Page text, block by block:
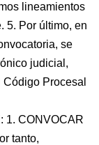
lineamientos
5. Por último, en
se
judicial,
Procesal
1. CONVOCAR
tanto,